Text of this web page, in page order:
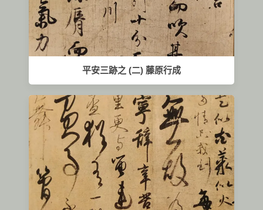
平安三跡之 (二) 藤原行成